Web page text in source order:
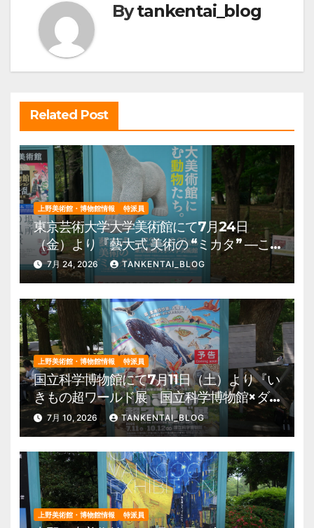
ゲ
ー
シ
ョ
ン
Bytankentai_blog
Related Post
上野美術館・博物館情報 特派員
東京芸術大学大学美術館にて7月24日
（金）より『藝大式 美術の “ミカタ” ―こ
の夏、藝大生になる―』を開催。 上野公
園 美術館・博物館 混雑情報他
7月 24, 2026 TANKENTAI_BLOG
上野美術館・博物館情報 特派員
国立科学博物館にて7月11日（土）より『い
きもの超ワールド展 国立科学博物館×ダ
ーウィンが来た！』を開催。 上野公園
美術館・博物館 混雑情報他
7月 10, 2026 TANKENTAI_BLOG
上野美術館・博物館情報 特派員